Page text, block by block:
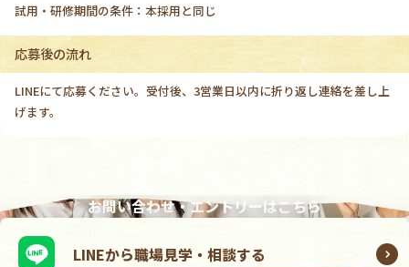
試用・研修期間の条件：本採用と同じ
応募後の流れ
LINEにて応募ください。受付後、3営業日以内に折り返し連絡を差し上
げます。
お問い合わせ・エントリーはこちら
LINEから職場見学・相談する